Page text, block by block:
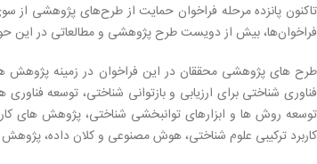
تاکنون پانزده مرحله فراخوان حمایت از طرح‌های پژوهشی
فراخوان‌ها، بیش از دویست طرح پژوهشی و مطالعاتی در این
طرح های پژوهشی محققان در این فراخوان در زمینه پژوهش
فناوری شناختی برای ارزیابی و بازتوانی شناختی، توسعه
توسعه روش ها و ابزارهای توانبخشی شناختی، پژوهش های
کاربرد ترکیبی علوم شناختی، هوش مصنوعی و کلان داده،